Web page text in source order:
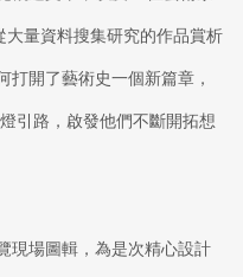
量資料搜集研究的作品賞析
開了藝術史一個新篇章，
引路，啟發他們不斷開拓想
現場圖輯，為是次精心設計